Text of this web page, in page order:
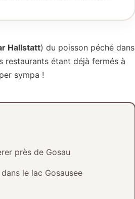
Hallstatt) du poisson péché dans
restaurants étant déjà fermés à
sympa !
près de Gosau
le lac Gosausee